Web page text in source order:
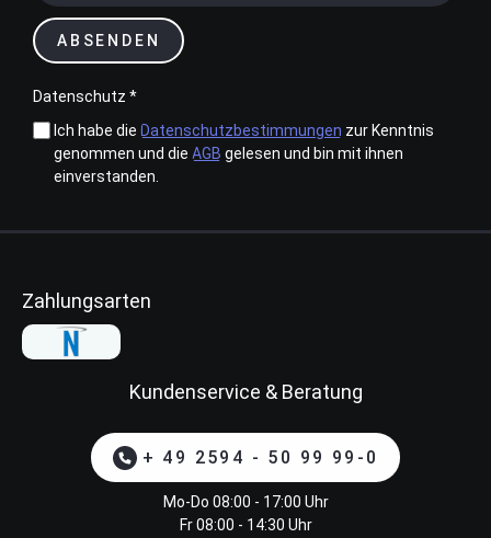
ABSENDEN
Datenschutz *
Ich habe die Datenschutzbestimmungen zur Kenntnis
genommen und die AGB gelesen und bin mit ihnen
einverstanden.
Zahlungsarten
Kundenservice & Beratung
+ 49 2594 - 50 99 99-0
Mo-Do 08:00 - 17:00 Uhr
Fr 08:00 - 14:30 Uhr